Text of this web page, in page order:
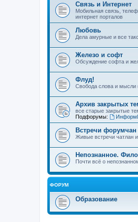
Связь и Интернет
Мобильная связь,
интернет порталов
Любовь
Дела амурные и все
Железо и софт
Обсуждение софта и
Флуд!
Свобода слова и мысли
Архив закрытых
все старые закрытые
Подфорумы:
Встречи форумчан
Живые встречи чатлан
Непознанное.
Почти всё о
ФОРУМ
Образование